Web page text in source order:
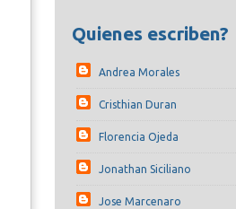
Quienes escriben?
Andrea Morales
Cristhian Duran
Florencia Ojeda
Jonathan Siciliano
Jose Marcenaro